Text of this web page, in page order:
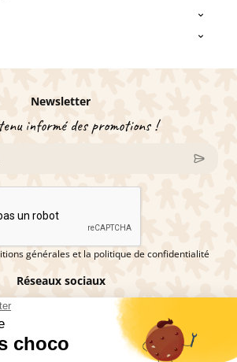
Newsletter
informé des promotions !
générales et la politique de confidentialité
Réseaux sociaux
fan de pains d'épices ?